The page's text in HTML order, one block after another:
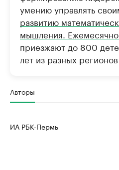
умению управлять
развитию
мышления.
приезжают до 800
лет из разных
Авторы
ИА РБК-Пермь